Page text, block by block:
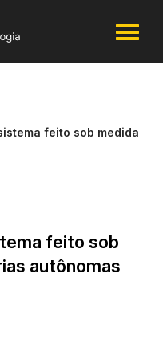
feito sob medida
feito sob
autônomas